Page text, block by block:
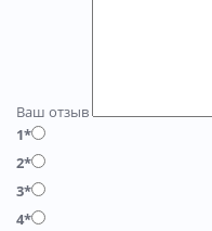
Ваш отзыв
1*
2*
3*
4*